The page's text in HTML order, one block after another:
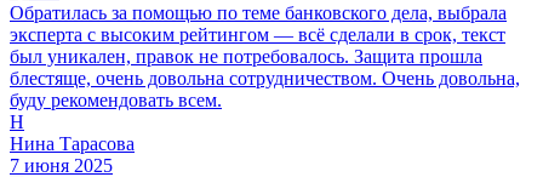
Обратилась за помощью по теме банковского дела, выбрала
эксперта с высоким рейтингом — всё сделали в срок, текст
был уникален, правок не потребовалось. Защита прошла
блестяще, очень довольна сотрудничеством. Очень довольна,
буду рекомендовать всем.
Н
Нина Тарасова
7 июня 2025